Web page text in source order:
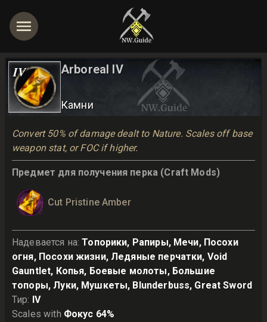
IV Arboreal IV
Камни
Convert 50% of damage dealt to Nature. Scales off base
weapon stat, or FOC if higher.
Предмет для получения перка (Craft Mods)
Cut Pristine Amber
Надевается на: Топорики, Рапиры, Мечи, Посохи
огня, Посохи жизни, Ледяные перчатки, Void
Gauntlet, Копья, Боевые молоты, Большие
топоры, Луки, Мушкеты, Blunderbuss, Great Sword
Тир: IV
Scales with Фокус 64%